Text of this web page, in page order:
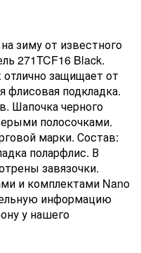
зиму от известного
271TCF16 Black.
защищает от
флисовая подкладка.
Шапочка черного
полосочками.
марки. Состав:
поларфлис. В
завязочки.
и комплектами Nano
информацию
у нашего